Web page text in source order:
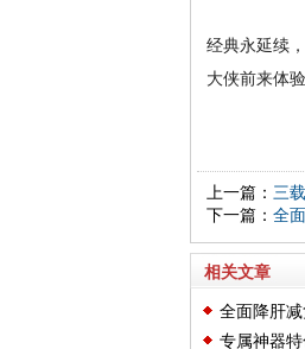
经典永延续
大侠前来体验
上一篇： 三
下一篇： 全
相关文章
全面降肝
统曝光
专属神器